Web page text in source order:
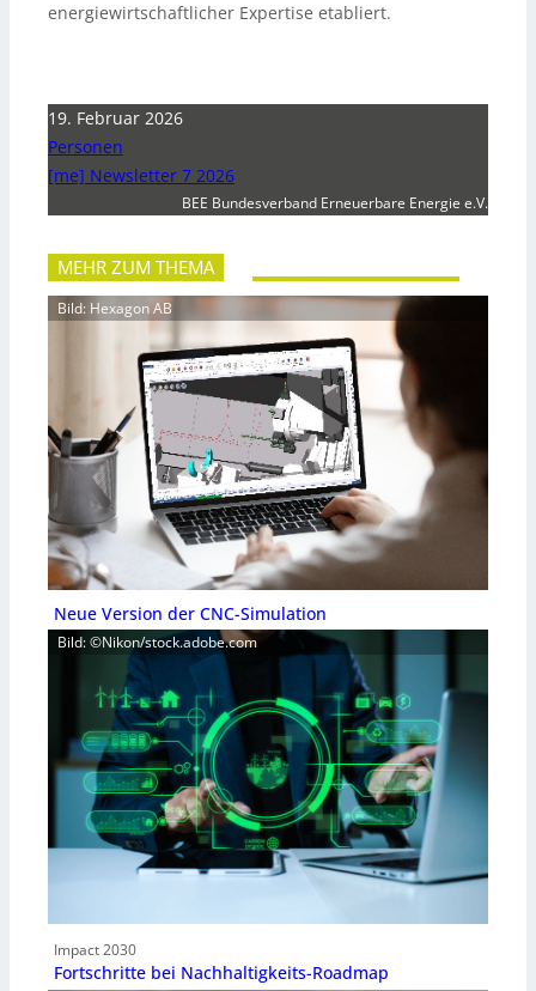
energiewirtschaftlicher Expertise etabliert.
19. Februar 2026
Personen
[me] Newsletter 7 2026
BEE Bundesverband Erneuerbare Energie e.V.
MEHR ZUM THEMA
Bild: Hexagon AB
Neue Version der CNC-Simulation
Bild: ©Nikon/stock.adobe.com
Impact 2030
Fortschritte bei Nachhaltigkeits-Roadmap